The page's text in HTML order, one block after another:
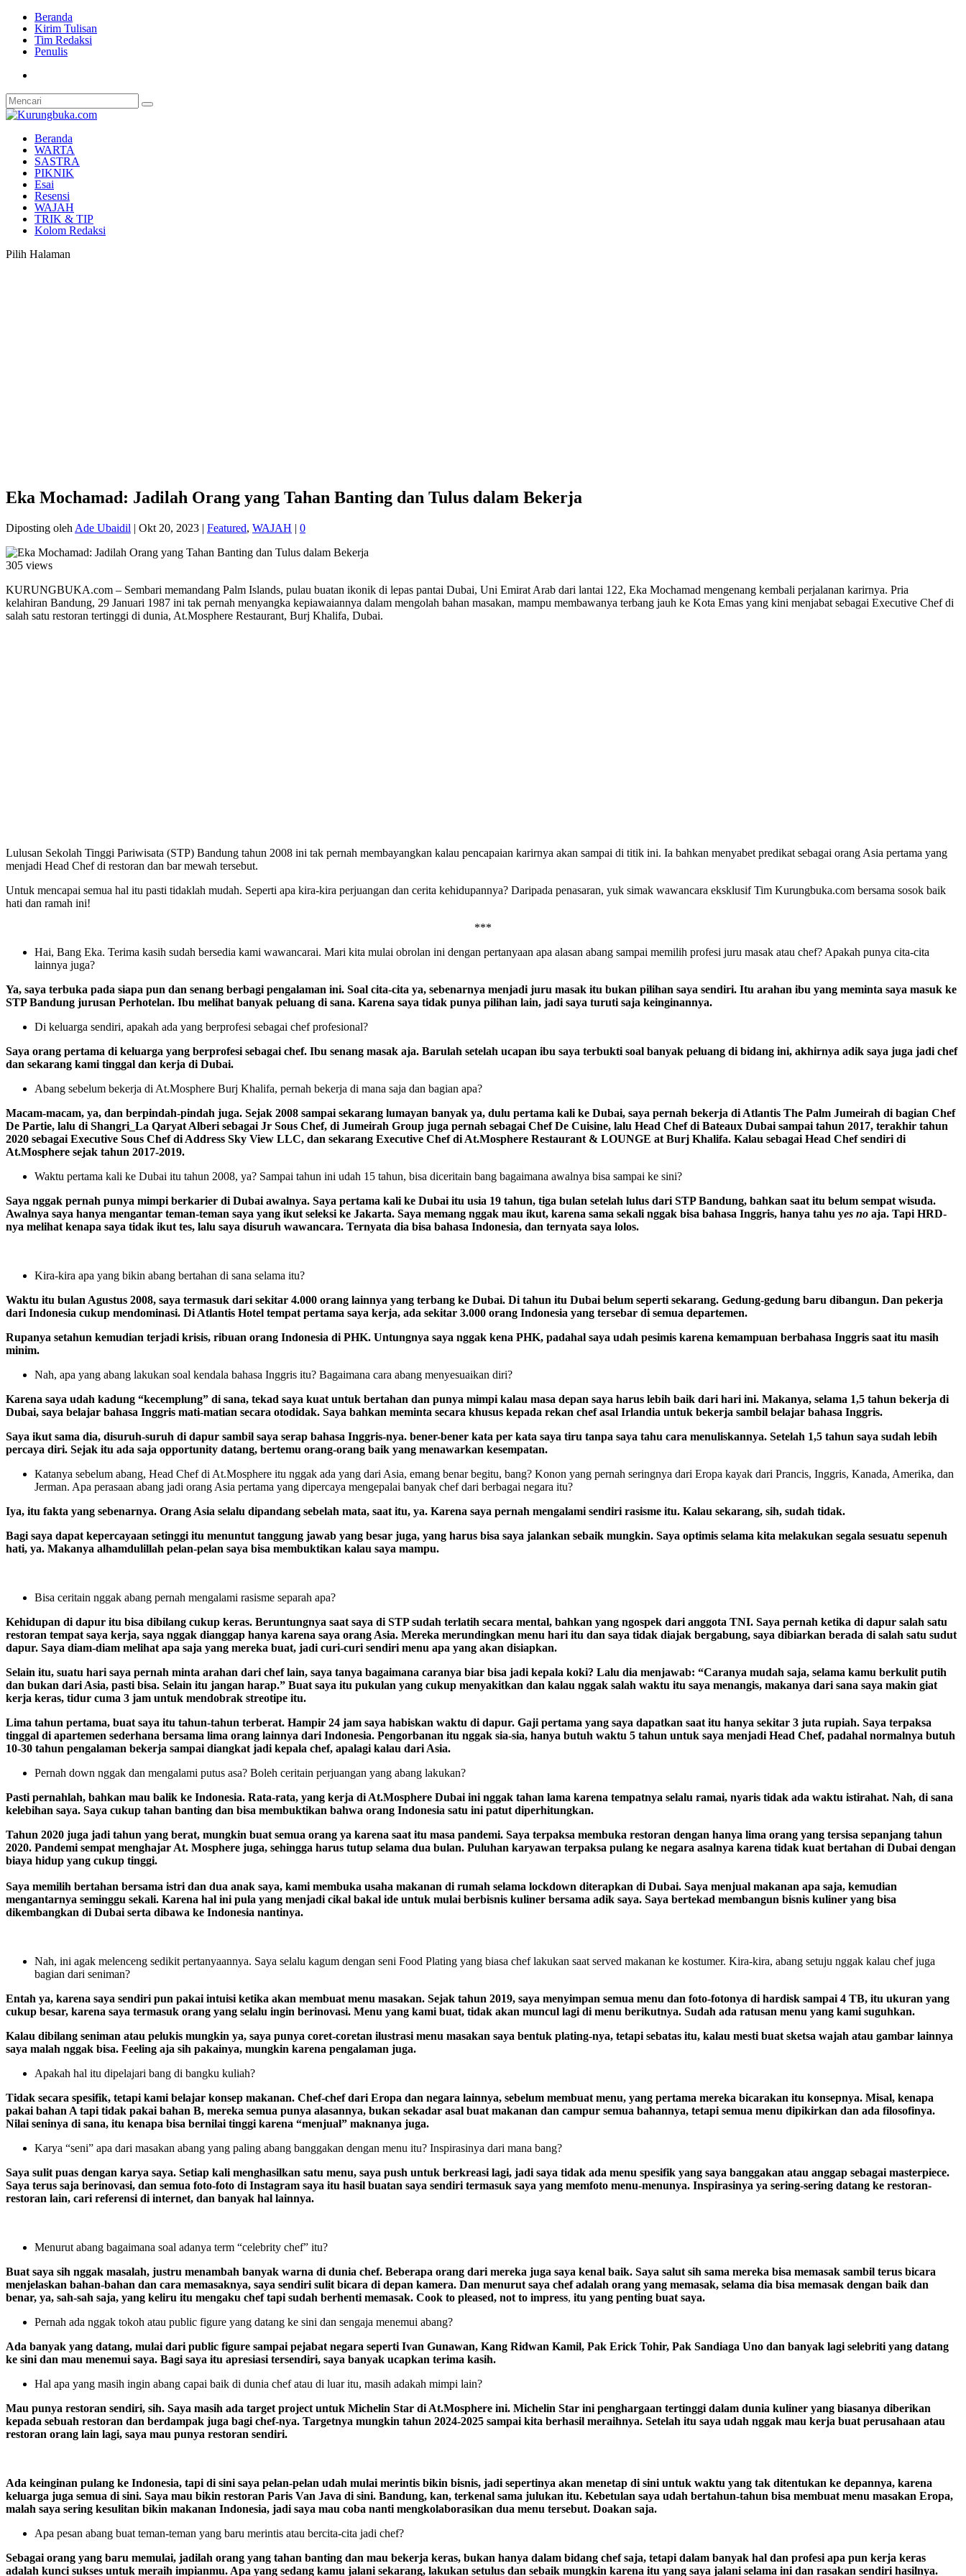
Beranda
Kirim Tulisan
Tim Redaksi
Penulis
Beranda
WARTA
SASTRA
PIKNIK
Esai
Resensi
WAJAH
TRIK & TIP
Kolom Redaksi
Pilih Halaman
Eka Mochamad: Jadilah Orang yang Tahan Banting dan Tulus dalam Bekerja
Diposting oleh Ade Ubaidil | Okt 20, 2023 | Featured, WAJAH | 0
305 views
KURUNGBUKA.com – Sembari memandang Palm Islands, pulau buatan ikonik di lepas pantai Dubai, Uni Emirat Arab dari lantai 122, Eka Mochamad mengenang kembali perjalanan karirnya. Pria
kelahiran Bandung, 29 Januari 1987 ini tak pernah menyangka kepiawaiannya dalam mengolah bahan masakan, mampu membawanya terbang jauh ke Kota Emas yang kini menjabat sebagai Executive Chef di
salah satu restoran tertinggi di dunia, At.Mosphere Restaurant, Burj Khalifa, Dubai.
Lulusan Sekolah Tinggi Pariwisata (STP) Bandung tahun 2008 ini tak pernah membayangkan kalau pencapaian karirnya akan sampai di titik ini. Ia bahkan menyabet predikat sebagai orang Asia pertama yang
menjadi Head Chef di restoran dan bar mewah tersebut.
Untuk mencapai semua hal itu pasti tidaklah mudah. Seperti apa kira-kira perjuangan dan cerita kehidupannya? Daripada penasaran, yuk simak wawancara eksklusif Tim Kurungbuka.com bersama sosok baik
hati dan ramah ini!
***
Hai, Bang Eka. Terima kasih sudah bersedia kami wawancarai. Mari kita mulai obrolan ini dengan pertanyaan apa alasan abang sampai memilih profesi juru masak atau chef? Apakah punya cita-cita
lainnya juga?
Ya, saya terbuka pada siapa pun dan senang berbagi pengalaman ini. Soal cita-cita ya, sebenarnya menjadi juru masak itu bukan pilihan saya sendiri. Itu arahan ibu yang meminta saya masuk ke
STP Bandung jurusan Perhotelan. Ibu melihat banyak peluang di sana. Karena saya tidak punya pilihan lain, jadi saya turuti saja keinginannya.
Di keluarga sendiri, apakah ada yang berprofesi sebagai chef profesional?
Saya orang pertama di keluarga yang berprofesi sebagai chef. Ibu senang masak aja. Barulah setelah ucapan ibu saya terbukti soal banyak peluang di bidang ini, akhirnya adik saya juga jadi chef
dan sekarang kami tinggal dan kerja di Dubai.
Abang sebelum bekerja di At.Mosphere Burj Khalifa, pernah bekerja di mana saja dan bagian apa?
Macam-macam, ya, dan berpindah-pindah juga. Sejak 2008 sampai sekarang lumayan banyak ya, dulu pertama kali ke Dubai, saya pernah bekerja di Atlantis The Palm Jumeirah di bagian Chef
De Partie, lalu di Shangri_La Qaryat Alberi sebagai Jr Sous Chef, di Jumeirah Group juga pernah sebagai Chef De Cuisine, lalu Head Chef di Bateaux Dubai sampai tahun 2017, terakhir tahun
2020 sebagai Executive Sous Chef di Address Sky View LLC, dan sekarang Executive Chef di At.Mosphere Restaurant & LOUNGE at Burj Khalifa. Kalau sebagai Head Chef sendiri di
At.Mosphere sejak tahun 2017-2019.
Waktu pertama kali ke Dubai itu tahun 2008, ya? Sampai tahun ini udah 15 tahun, bisa diceritain bang bagaimana awalnya bisa sampai ke sini?
Saya nggak pernah punya mimpi berkarier di Dubai awalnya. Saya pertama kali ke Dubai itu usia 19 tahun, tiga bulan setelah lulus dari STP Bandung, bahkan saat itu belum sempat wisuda.
Awalnya saya hanya mengantar teman-teman saya yang ikut seleksi ke Jakarta. Saya memang nggak mau ikut, karena sama sekali nggak bisa bahasa Inggris, hanya tahu yes no aja. Tapi HRD-
nya melihat kenapa saya tidak ikut tes, lalu saya disuruh wawancara. Ternyata dia bisa bahasa Indonesia, dan ternyata saya lolos.
Kira-kira apa yang bikin abang bertahan di sana selama itu?
Waktu itu bulan Agustus 2008, saya termasuk dari sekitar 4.000 orang lainnya yang terbang ke Dubai. Di tahun itu Dubai belum seperti sekarang. Gedung-gedung baru dibangun. Dan pekerja
dari Indonesia cukup mendominasi. Di Atlantis Hotel tempat pertama saya kerja, ada sekitar 3.000 orang Indonesia yang tersebar di semua departemen.
Rupanya setahun kemudian terjadi krisis, ribuan orang Indonesia di PHK. Untungnya saya nggak kena PHK, padahal saya udah pesimis karena kemampuan berbahasa Inggris saat itu masih
minim.
Nah, apa yang abang lakukan soal kendala bahasa Inggris itu? Bagaimana cara abang menyesuaikan diri?
Karena saya udah kadung “kecemplung” di sana, tekad saya kuat untuk bertahan dan punya mimpi kalau masa depan saya harus lebih baik dari hari ini. Makanya, selama 1,5 tahun bekerja di
Dubai, saya belajar bahasa Inggris mati-matian secara otodidak. Saya bahkan meminta secara khusus kepada rekan chef asal Irlandia untuk bekerja sambil belajar bahasa Inggris.
Saya ikut sama dia, disuruh-suruh di dapur sambil saya serap bahasa Inggris-nya. bener-bener kata per kata saya tiru tanpa saya tahu cara menuliskannya. Setelah 1,5 tahun saya sudah lebih
percaya diri. Sejak itu ada saja opportunity datang, bertemu orang-orang baik yang menawarkan kesempatan.
Katanya sebelum abang, Head Chef di At.Mosphere itu nggak ada yang dari Asia, emang benar begitu, bang? Konon yang pernah seringnya dari Eropa kayak dari Prancis, Inggris, Kanada, Amerika, dan
Jerman. Apa perasaan abang jadi orang Asia pertama yang dipercaya mengepalai banyak chef dari berbagai negara itu?
Iya, itu fakta yang sebenarnya. Orang Asia selalu dipandang sebelah mata, saat itu, ya. Karena saya pernah mengalami sendiri rasisme itu. Kalau sekarang, sih, sudah tidak.
Bagi saya dapat kepercayaan setinggi itu menuntut tanggung jawab yang besar juga, yang harus bisa saya jalankan sebaik mungkin. Saya optimis selama kita melakukan segala sesuatu sepenuh
hati, ya. Makanya alhamdulillah pelan-pelan saya bisa membuktikan kalau saya mampu.
Bisa ceritain nggak abang pernah mengalami rasisme separah apa?
Kehidupan di dapur itu bisa dibilang cukup keras. Beruntungnya saat saya di STP sudah terlatih secara mental, bahkan yang ngospek dari anggota TNI. Saya pernah ketika di dapur salah satu
restoran tempat saya kerja, saya nggak dianggap hanya karena saya orang Asia. Mereka merundingkan menu hari itu dan saya tidak diajak bergabung, saya dibiarkan berada di salah satu sudut
dapur. Saya diam-diam melihat apa saja yang mereka buat, jadi curi-curi sendiri menu apa yang akan disiapkan.
Selain itu, suatu hari saya pernah minta arahan dari chef lain, saya tanya bagaimana caranya biar bisa jadi kepala koki? Lalu dia menjawab: “Caranya mudah saja, selama kamu berkulit putih
dan bukan dari Asia, pasti bisa. Selain itu jangan harap.” Buat saya itu pukulan yang cukup menyakitkan dan kalau nggak salah waktu itu saya menangis, makanya dari sana saya makin giat
kerja keras, tidur cuma 3 jam untuk mendobrak streotipe itu.
Lima tahun pertama, buat saya itu tahun-tahun terberat. Hampir 24 jam saya habiskan waktu di dapur. Gaji pertama yang saya dapatkan saat itu hanya sekitar 3 juta rupiah. Saya terpaksa
tinggal di apartemen sederhana bersama lima orang lainnya dari Indonesia. Pengorbanan itu nggak sia-sia, hanya butuh waktu 5 tahun untuk saya menjadi Head Chef, padahal normalnya butuh
10-30 tahun pengalaman bekerja sampai diangkat jadi kepala chef, apalagi kalau dari Asia.
Pernah down nggak dan mengalami putus asa? Boleh ceritain perjuangan yang abang lakukan?
Pasti pernahlah, bahkan mau balik ke Indonesia. Rata-rata, yang kerja di At.Mosphere Dubai ini nggak tahan lama karena tempatnya selalu ramai, nyaris tidak ada waktu istirahat. Nah, di sana
kelebihan saya. Saya cukup tahan banting dan bisa membuktikan bahwa orang Indonesia satu ini patut diperhitungkan.
Tahun 2020 juga jadi tahun yang berat, mungkin buat semua orang ya karena saat itu masa pandemi. Saya terpaksa membuka restoran dengan hanya lima orang yang tersisa sepanjang tahun
2020. Pandemi sempat menghajar At. Mosphere juga, sehingga harus tutup selama dua bulan. Puluhan karyawan terpaksa pulang ke negara asalnya karena tidak kuat bertahan di Dubai dengan
biaya hidup yang cukup tinggi.
Saya memilih bertahan bersama istri dan dua anak saya, kami membuka usaha makanan di rumah selama lockdown diterapkan di Dubai. Saya menjual makanan apa saja, kemudian
mengantarnya seminggu sekali. Karena hal ini pula yang menjadi cikal bakal ide untuk mulai berbisnis kuliner bersama adik saya. Saya bertekad membangun bisnis kuliner yang bisa
dikembangkan di Dubai serta dibawa ke Indonesia nantinya.
Nah, ini agak melenceng sedikit pertanyaannya. Saya selalu kagum dengan seni Food Plating yang biasa chef lakukan saat served makanan ke kostumer. Kira-kira, abang setuju nggak kalau chef juga
bagian dari seniman?
Entah ya, karena saya sendiri pun pakai intuisi ketika akan membuat menu masakan. Sejak tahun 2019, saya menyimpan semua menu dan foto-fotonya di hardisk sampai 4 TB, itu ukuran yang
cukup besar, karena saya termasuk orang yang selalu ingin berinovasi. Menu yang kami buat, tidak akan muncul lagi di menu berikutnya. Sudah ada ratusan menu yang kami suguhkan.
Kalau dibilang seniman atau pelukis mungkin ya, saya punya coret-coretan ilustrasi menu masakan saya bentuk plating-nya, tetapi sebatas itu, kalau mesti buat sketsa wajah atau gambar lainnya
saya malah nggak bisa. Feeling aja sih pakainya, mungkin karena pengalaman juga.
Apakah hal itu dipelajari bang di bangku kuliah?
Tidak secara spesifik, tetapi kami belajar konsep makanan. Chef-chef dari Eropa dan negara lainnya, sebelum membuat menu, yang pertama mereka bicarakan itu konsepnya. Misal, kenapa
pakai bahan A tapi tidak pakai bahan B, mereka semua punya alasannya, bukan sekadar asal buat makanan dan campur semua bahannya, tetapi semua menu dipikirkan dan ada filosofinya.
Nilai seninya di sana, itu kenapa bisa bernilai tinggi karena “menjual” maknanya juga.
Karya “seni” apa dari masakan abang yang paling abang banggakan dengan menu itu? Inspirasinya dari mana bang?
Saya sulit puas dengan karya saya. Setiap kali menghasilkan satu menu, saya push untuk berkreasi lagi, jadi saya tidak ada menu spesifik yang saya banggakan atau anggap sebagai masterpiece.
Saya terus saja berinovasi, dan semua foto-foto di Instagram saya itu hasil buatan saya sendiri termasuk saya yang memfoto menu-menunya. Inspirasinya ya sering-sering datang ke restoran-
restoran lain, cari referensi di internet, dan banyak hal lainnya.
Menurut abang bagaimana soal adanya term “celebrity chef” itu?
Buat saya sih nggak masalah, justru menambah banyak warna di dunia chef. Beberapa orang dari mereka juga saya kenal baik. Saya salut sih sama mereka bisa memasak sambil terus bicara
menjelaskan bahan-bahan dan cara memasaknya, saya sendiri sulit bicara di depan kamera. Dan menurut saya chef adalah orang yang memasak, selama dia bisa memasak dengan baik dan
benar, ya, sah-sah saja, yang keliru itu mengaku chef tapi sudah berhenti memasak. Cook to pleased, not to impress, itu yang penting buat saya.
Pernah ada nggak tokoh atau public figure yang datang ke sini dan sengaja menemui abang?
Ada banyak yang datang, mulai dari public figure sampai pejabat negara seperti Ivan Gunawan, Kang Ridwan Kamil, Pak Erick Tohir, Pak Sandiaga Uno dan banyak lagi selebriti yang datang
ke sini dan mau menemui saya. Bagi saya itu apresiasi tersendiri, saya banyak ucapkan terima kasih.
Hal apa yang masih ingin abang capai baik di dunia chef atau di luar itu, masih adakah mimpi lain?
Mau punya restoran sendiri, sih. Saya masih ada target project untuk Michelin Star di At.Mosphere ini. Michelin Star ini penghargaan tertinggi dalam dunia kuliner yang biasanya diberikan
kepada sebuah restoran dan berdampak juga bagi chef-nya. Targetnya mungkin tahun 2024-2025 sampai kita berhasil meraihnya. Setelah itu saya udah nggak mau kerja buat perusahaan atau
restoran orang lain lagi, saya mau punya restoran sendiri.
Ada keinginan pulang ke Indonesia, tapi di sini saya pelan-pelan udah mulai merintis bikin bisnis, jadi sepertinya akan menetap di sini untuk waktu yang tak ditentukan ke depannya, karena
keluarga juga semua di sini. Saya mau bikin restoran Paris Van Java di sini. Bandung, kan, terkenal sama julukan itu. Kebetulan saya udah bertahun-tahun bisa membuat menu masakan Eropa,
malah saya sering kesulitan bikin makanan Indonesia, jadi saya mau coba nanti mengkolaborasikan dua menu tersebut. Doakan saja.
Apa pesan abang buat teman-teman yang baru merintis atau bercita-cita jadi chef?
Sebagai orang yang baru memulai, jadilah orang yang tahan banting dan mau bekerja keras, bukan hanya dalam bidang chef saja, tetapi dalam banyak hal dan profesi apa pun kerja keras
adalah kunci sukses untuk meraih impianmu. Apa yang sedang kamu jalani sekarang, lakukan setulus dan sebaik mungkin karena itu yang saya jalani selama ini dan rasakan sendiri hasilnya.